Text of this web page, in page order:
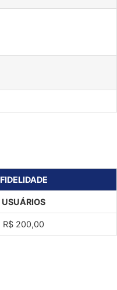
FIDELIDADE
USUÁRIOS
R$ 200,00